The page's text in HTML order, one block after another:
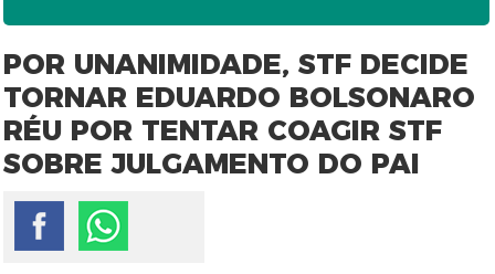
POR UNANIMIDADE, STF DECIDE
TORNAR EDUARDO BOLSONARO
RÉU POR TENTAR COAGIR STF
SOBRE JULGAMENTO DO PAI